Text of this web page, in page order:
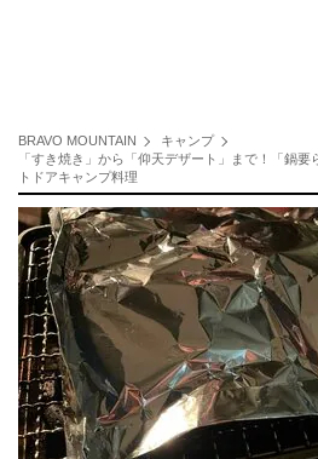
BRAVO MOUNTAIN
キャンプ
「すき焼き」から「仰天デザート」まで！「鍋
トドアキャンプ料理